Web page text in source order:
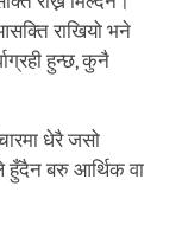
राखियो भने
हुन्छ, कुनै
धेरै जसो
हुँदैन बरु आर्थिक वा